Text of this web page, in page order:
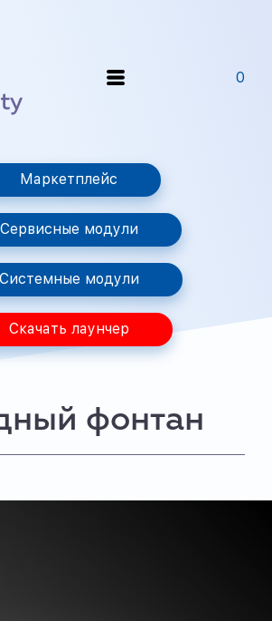
0
Маркетплейс
Сервисные модули
Системные модули
Скачать лаунчер
фонтан